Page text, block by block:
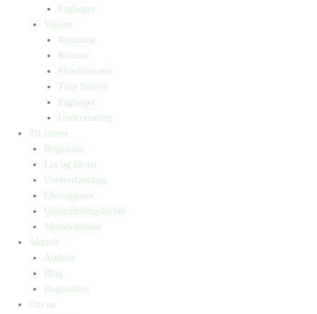
Fagbøger
Voksne
Romance
Krimier
Skønlitteratur
True Stories
Fagbøger
Undervisning
Til lærere
Bogkasser
Lix og let-tal
Universlæsning
Elevopgaver
Undervisningsforløb
Messekalender
Aktuelt
Artikler
Blog
Bogtrailere
Om os